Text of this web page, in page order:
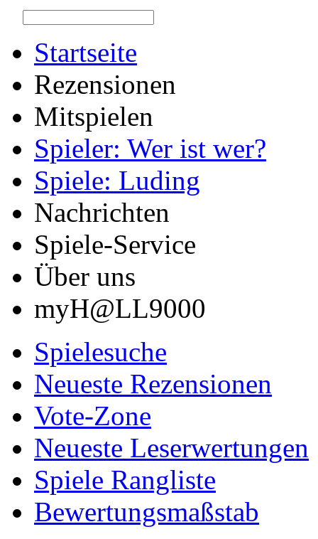
Startseite
Rezensionen
Mitspielen
Spieler: Wer ist wer?
Spiele: Luding
Nachrichten
Spiele-Service
Über uns
myH@LL9000
Spielesuche
Neueste Rezensionen
Vote-Zone
Neueste Leserwertungen
Spiele Rangliste
Bewertungsmaßstab